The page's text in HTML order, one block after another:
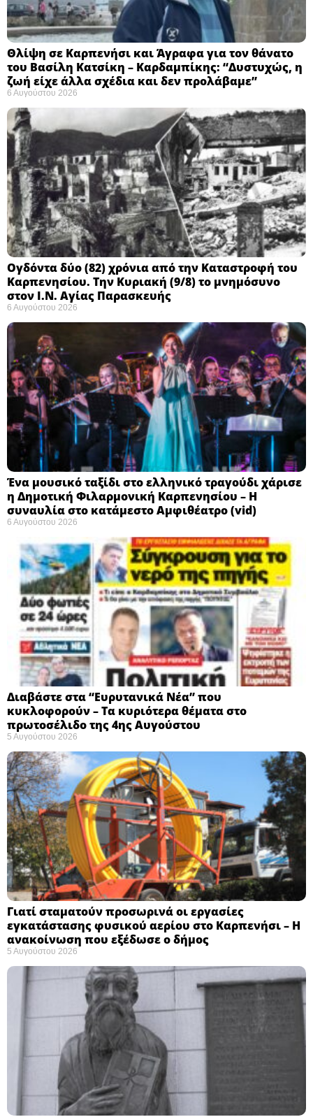
Θλίψη σε Καρπενήσι και Άγραφα για τον θάνατο
του Βασίλη Κατσίκη – Καρδαμπίκης: “Δυστυχώς, η
ζωή είχε άλλα σχέδια και δεν προλάβαμε”
6 Αυγούστου 2026
Ογδόντα δύο (82) χρόνια από την Καταστροφή του
Καρπενησίου. Την Κυριακή (9/8) το μνημόσυνο
στον Ι.Ν. Αγίας Παρασκευής
6 Αυγούστου 2026
Ένα μουσικό ταξίδι στο ελληνικό τραγούδι χάρισε
η Δημοτική Φιλαρμονική Καρπενησίου – Η
συναυλία στο κατάμεστο Αμφιθέατρο (vid)
6 Αυγούστου 2026
Διαβάστε στα “Ευρυτανικά Νέα” που
κυκλοφορούν – Τα κυριότερα θέματα στο
πρωτοσέλιδο της 4ης Αυγούστου
5 Αυγούστου 2026
Γιατί σταματούν προσωρινά οι εργασίες
εγκατάστασης φυσικού αερίου στο Καρπενήσι – Η
ανακοίνωση που εξέδωσε ο δήμος
5 Αυγούστου 2026